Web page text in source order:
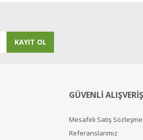
KAYIT OL
GÜVENLİ ALIŞVERİŞ
Mesafeli Satış
Referanslarımız